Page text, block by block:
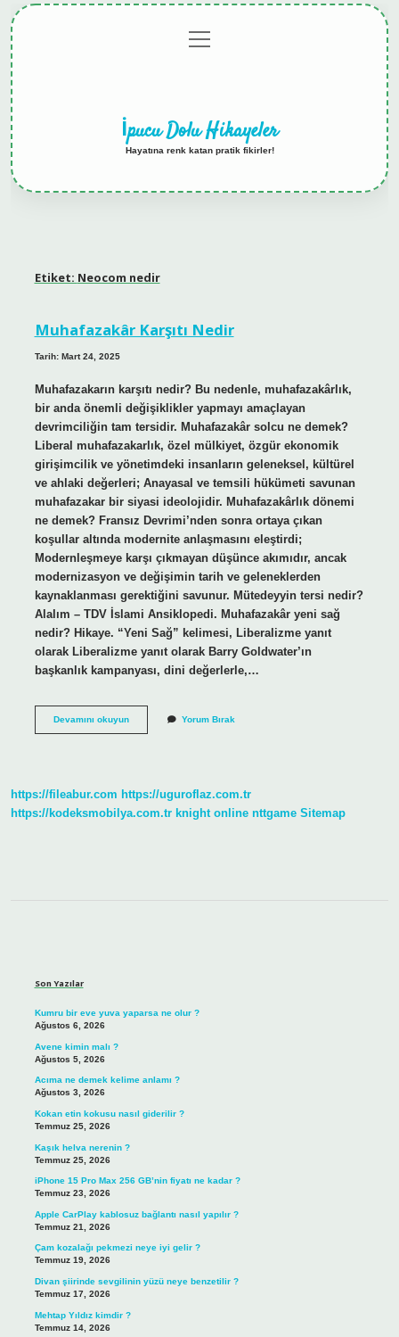
menüyü
aç
İpucu Dolu Hikayeler
Hayatına renk katan pratik fikirler!
Etiket: Neocom nedir
Muhafazakâr Karşıtı Nedir
Tarih: Mart 24, 2025
Muhafazakarın karşıtı nedir? Bu nedenle, muhafazakârlık,
bir anda önemli değişiklikler yapmayı amaçlayan
devrimciliğin tam tersidir. Muhafazakâr solcu ne demek?
Liberal muhafazakarlık, özel mülkiyet, özgür ekonomik
girişimcilik ve yönetimdeki insanların geleneksel, kültürel
ve ahlaki değerleri; Anayasal ve temsili hükümeti savunan
muhafazakar bir siyasi ideolojidir. Muhafazakârlık dönemi
ne demek? Fransız Devrimi’nden sonra ortaya çıkan
koşullar altında modernite anlaşmasını eleştirdi;
Modernleşmeye karşı çıkmayan düşünce akımıdır, ancak
modernizasyon ve değişimin tarih ve geleneklerden
kaynaklanması gerektiğini savunur. Mütedeyyin tersi nedir?
Alalım – TDV İslami Ansiklopedi. Muhafazakâr yeni sağ
nedir? Hikaye. “Yeni Sağ” kelimesi, Liberalizme yanıt
olarak Liberalizme yanıt olarak Barry Goldwater’ın
başkanlık kampanyası, dini değerlerle,…
Devamını okuyunMuhafazakârYorum Bırak
https://fileabur.com https://uguroflaz.com.tr
https://kodeksmobilya.com.tr knight online nttgame Sitemap
Son Yazılar
Kumru bir eve yuva yaparsa ne olur ?
Ağustos 6, 2026
Avene kimin malı ?
Ağustos 5, 2026
Acıma ne demek kelime anlamı ?
Ağustos 3, 2026
Kokan etin kokusu nasıl giderilir ?
Temmuz 25, 2026
Kaşık helva nerenin ?
Temmuz 25, 2026
iPhone 15 Pro Max 256 GB’nin fiyatı ne kadar ?
Temmuz 23, 2026
Apple CarPlay kablosuz bağlantı nasıl yapılır ?
Temmuz 21, 2026
Çam kozalağı pekmezi neye iyi gelir ?
Temmuz 19, 2026
Divan şiirinde sevgilinin yüzü neye benzetilir ?
Temmuz 17, 2026
Mehtap Yıldız kimdir ?
Temmuz 14, 2026